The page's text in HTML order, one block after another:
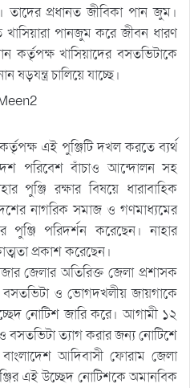
তাদের প্রধানত জীবিকা পান জুম।
খাসিয়ারা পানজুম করে জীবন ধারণ
কর্তৃপক্ষ খাসিয়াদের বসতভিটাকে
ষড়যন্ত্র চালিয়ে যাচ্ছে।
এই পুঞ্জিটি দখল করতে ব্যর্থ
পরিবেশ বাঁচাও আন্দোলন সহ
পুঞ্জি রক্ষার বিষয়ে ধারাবাহিক
নাগরিক সমাজ ও গণমাধ্যমের
পুঞ্জি পরিদর্শন করেছেন। নাহার
প্রকাশ করেছেন।
জেলার অতিরিক্ত জেলা প্রশাসক
বসতভিটা ও ভোগদখলীয় জায়গাকে
নোটিশ জারি করে। আগামী ১২
বসতভিটা ত্যাগ করার জন্য নোটিশে
বাংলাদেশ আদিবাসী ফোরাম জেলা
এই উচ্ছেদ নোটিশকে অমানবিক